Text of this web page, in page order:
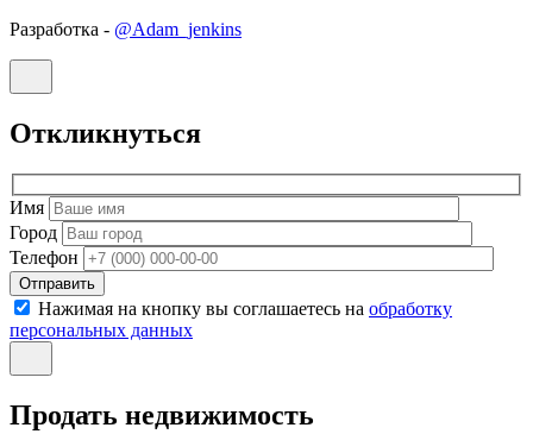
Разработка - @Adam_jenkins
Откликнуться
Имя
Город
Телефон
Отправить
Нажимая на кнопку вы соглашаетесь на обработку
персональных данных
Продать недвижимость